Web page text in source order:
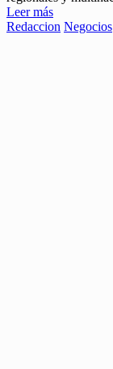
Leer más
Redaccion Negocios